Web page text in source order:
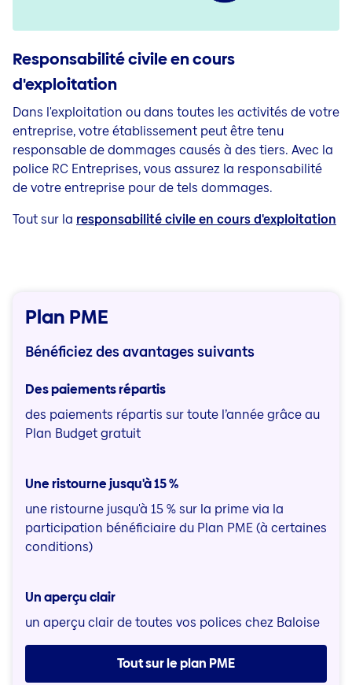
Responsabilité civile en cours
d'exploitation
Dans l'exploitation ou dans toutes les activités de votre
entreprise, votre établissement peut être tenu
responsable de dommages causés à des tiers. Avec la
police RC Entreprises, vous assurez la responsabilité
de votre entreprise pour de tels dommages.
Tout sur la responsabilité civile en cours d'exploitation
Plan PME
Bénéficiez des avantages suivants
Des paiements répartis
des paiements répartis sur toute l’année grâce au
Plan Budget gratuit
Une ristourne jusqu'à 15 %
une ristourne jusqu'à 15 % sur la prime via la
participation bénéficiaire du Plan PME (à certaines
conditions)
Un aperçu clair
un aperçu clair de toutes vos polices chez Baloise
Tout sur le plan PME